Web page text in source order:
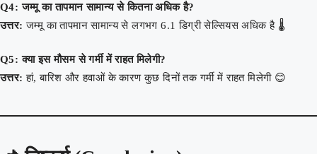
Q4: जम्मू का तापमान सामान्य से कितना अधिक है?
उत्तर: जम्मू का तापमान सामान्य से लगभग 6.1 डिग्री सेल्सियस अधिक है 🌡️
Q5: क्या इस मौसम से गर्मी में राहत मिलेगी?
उत्तर: हां, बारिश और हवाओं के कारण कुछ दिनों तक गर्मी में राहत मिलेगी 😊